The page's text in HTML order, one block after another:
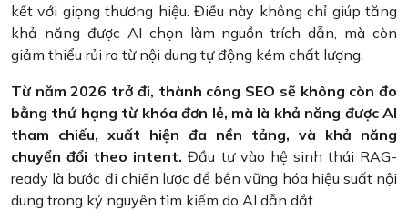
kết với giọng thương hiệu. Điều này không chỉ giúp tăng
khả năng được AI chọn làm nguồn trích dẫn, mà còn
giảm thiểu rủi ro từ nội dung tự động kém chất lượng.
Từ năm 2026 trở đi, thành công SEO sẽ không còn đo
bằng thứ hạng từ khóa đơn lẻ, mà là khả năng được AI
tham chiếu, xuất hiện đa nền tảng, và khả năng
chuyển đổi theo intent. Đầu tư vào hệ sinh thái RAG-
ready là bước đi chiến lược để bền vững hóa hiệu suất nội
dung trong kỷ nguyên tìm kiếm do AI dẫn dắt.